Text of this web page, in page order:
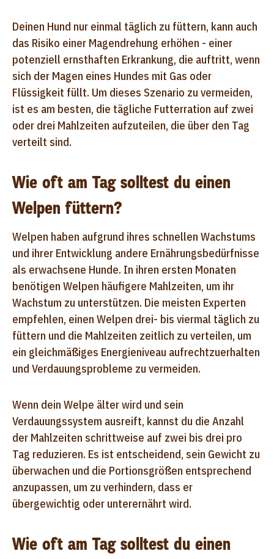
Deinen Hund nur einmal täglich zu füttern, kann auch
das Risiko einer Magendrehung erhöhen - einer
potenziell ernsthaften Erkrankung, die auftritt, wenn
sich der Magen eines Hundes mit Gas oder
Flüssigkeit füllt. Um dieses Szenario zu vermeiden,
ist es am besten, die tägliche Futterration auf zwei
oder drei Mahlzeiten aufzuteilen, die über den Tag
verteilt sind.
Wie oft am Tag solltest du einen
Welpen füttern?
Welpen haben aufgrund ihres schnellen Wachstums
und ihrer Entwicklung andere Ernährungsbedürfnisse
als erwachsene Hunde. In ihren ersten Monaten
benötigen Welpen häufigere Mahlzeiten, um ihr
Wachstum zu unterstützen. Die meisten Experten
empfehlen, einen Welpen drei- bis viermal täglich zu
füttern und die Mahlzeiten zeitlich zu verteilen, um
ein gleichmäßiges Energieniveau aufrechtzuerhalten
und Verdauungsprobleme zu vermeiden.
Wenn dein Welpe älter wird und sein
Verdauungssystem ausreift, kannst du die Anzahl
der Mahlzeiten schrittweise auf zwei bis drei pro
Tag reduzieren. Es ist entscheidend, sein Gewicht zu
überwachen und die Portionsgrößen entsprechend
anzupassen, um zu verhindern, dass er
übergewichtig oder unterernährt wird.
Wie oft am Tag solltest du einen